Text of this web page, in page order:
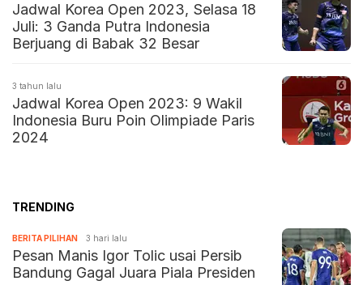
Jadwal Korea Open 2023, Selasa 18
Juli: 3 Ganda Putra Indonesia
Berjuang di Babak 32 Besar
3 tahun lalu
Jadwal Korea Open 2023: 9 Wakil
Indonesia Buru Poin Olimpiade Paris
2024
TRENDING
BERITA PILIHAN 3 hari lalu
Pesan Manis Igor Tolic usai Persib
Bandung Gagal Juara Piala Presiden